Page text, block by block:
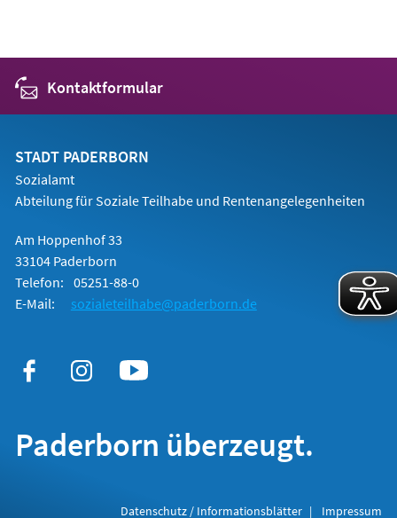
Tab)
Kontaktformular
STADT PADERBORN
Sozialamt
Abteilung für Soziale Teilhabe und Rentenangelegenheiten
Am Hoppenhof 33
33104 Paderborn
Telefon: 05251-88-0
E-Mail:
sozialeteilhabe@paderborn.de
Paderborn überzeugt.
Datenschutz / Informationsblätter Impressum